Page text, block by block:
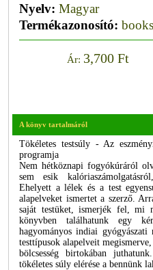
Nyelv: Magyar
Termékazonosító:
Ár: 3,700 Ft
A könyv tartalmáról
Tökéletes testsúly - Az
programja
Nem hétköznapi fogyókúráról
sem esik
Ehelyett a lélek és a test
alapelveket ismertet a szerző.
saját testüket, ismerjék fel, mi
könyvben találhatunk egy
hagyományos indiai
testtípusok alapelveit
bölcsesség birtokában
tökéletes súly elérése a bennünk